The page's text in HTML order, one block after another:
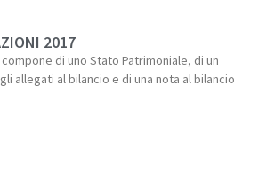
2017
di uno Stato Patrimoniale, di un
allegati al bilancio e di una nota al bilancio